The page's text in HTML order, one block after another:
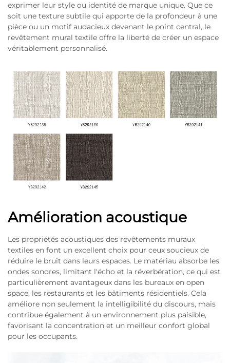
exprimer leur style ou identité de marque unique. Que ce
soit une texture subtile qui apporte de la profondeur à une
pièce ou un motif audacieux devenant le point central, le
revêtement mural textile offre la liberté de créer un espace
véritablement personnalisé.
Amélioration acoustique
Les propriétés acoustiques des revêtements muraux
textiles en font un excellent choix pour ceux soucieux de
réduire le bruit dans leurs espaces. Le matériau absorbe les
ondes sonores, limitant l'écho et la réverbération, ce qui est
particulièrement avantageux dans les bureaux en open
space, les restaurants et les bâtiments résidentiels. Cela
améliore non seulement la intelligibilité du discours, mais
contribue également à un environnement plus paisible,
favorisant la concentration et un meilleur confort global
pour les occupants.